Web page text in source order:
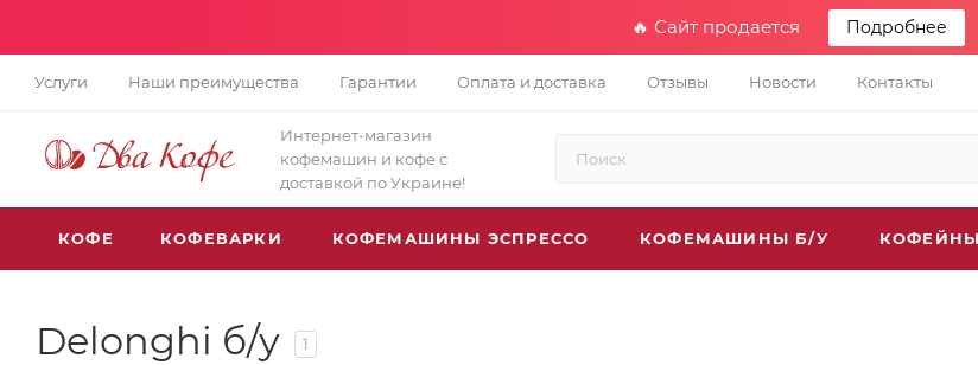
🔥 Сайт продается Подробнее
Услуги Наши преимущества Гарантии Оплата и доставка Отзывы Новости Контакты
Интернет-магазин
кофемашин и кофе с
доставкой по Украине!
КОФЕ КОФЕВАРКИ КОФЕМАШИНЫ ЭСПРЕССО КОФЕМАШИНЫ Б/У
Delonghi б/у 1